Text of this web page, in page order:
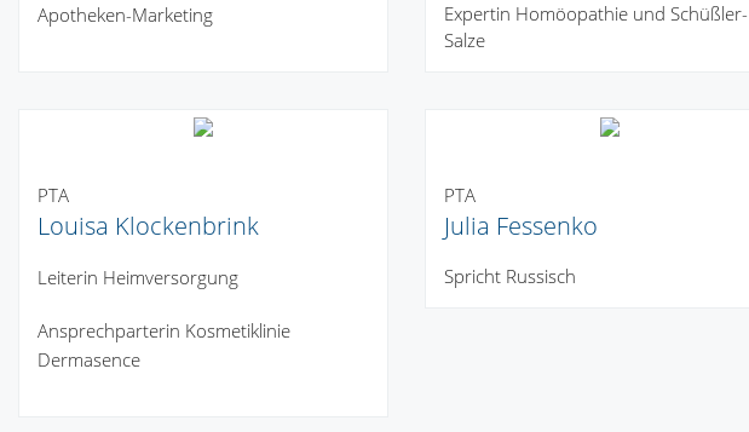
Apotheken-Marketing
Expertin Homöopathie und Schüßler-
Salze
PTA
Louisa Klockenbrink
Leiterin Heimversorgung
Ansprechparterin Kosmetiklinie
Dermasence
PTA
Julia Fessenko
Spricht Russisch